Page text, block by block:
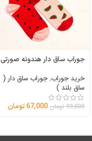
جوراب ساق دار هندونه صورتی
خرید جوراب,جوراب ساق دار (
ساق بلند )
99,000 تومان 67,000تومان